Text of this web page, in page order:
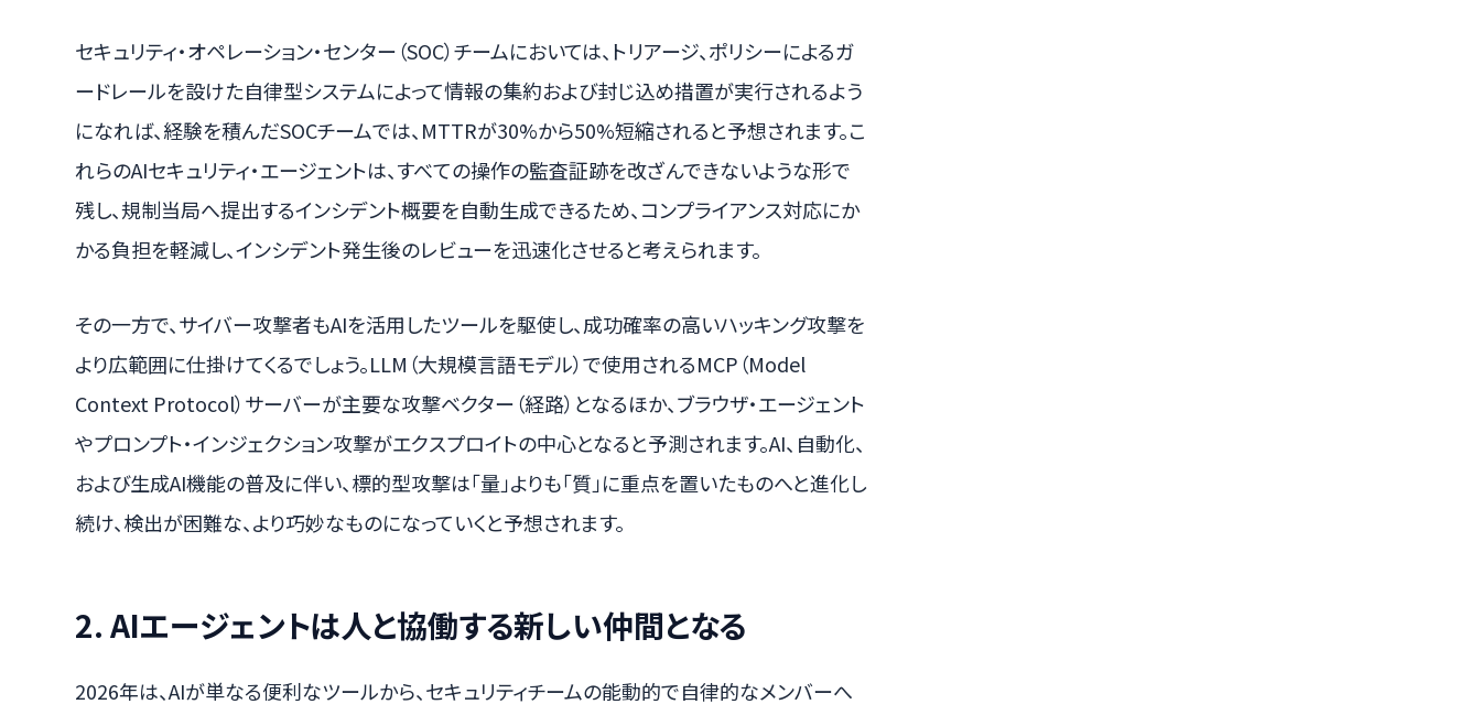
セキュリティ・オペレーション・センター（SOC）チームにおいては、トリアージ、ポリシーによるガ
ードレールを設けた自律型システムによって情報の集約および封じ込め措置が実行されるよう
になれば、経験を積んだSOCチームでは、MTTRが30%から50%短縮されると予想されます。こ
れらのAIセキュリティ・エージェントは、すべての操作の監査証跡を改ざんできないような形で
残し、規制当局へ提出するインシデント概要を自動生成できるため、コンプライアンス対応にか
かる負担を軽減し、インシデント発生後のレビューを迅速化させると考えられます。
その一方で、サイバー攻撃者もAIを活用したツールを駆使し、成功確率の高いハッキング攻撃を
より広範囲に仕掛けてくるでしょう。LLM（大規模言語モデル）で使用されるMCP（Model
Context Protocol）サーバーが主要な攻撃ベクター（経路）となるほか、ブラウザ・エージェント
やプロンプト・インジェクション攻撃がエクスプロイトの中心となると予測されます。AI、自動化、
および生成AI機能の普及に伴い、標的型攻撃は「量」よりも「質」に重点を置いたものへと進化し
続け、検出が困難な、より巧妙なものになっていくと予想されます。
2. AIエージェントは人と協働する新しい仲間となる
2026年は、AIが単なる便利なツールから、セキュリティチームの能動的で自律的なメンバーへ